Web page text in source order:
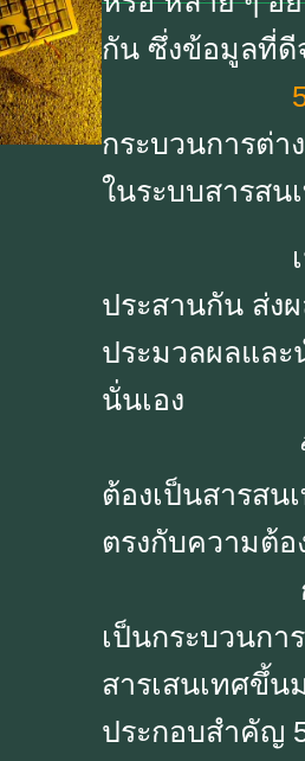
กัน ซึ่งข้อมูลที่ดี
กระบวนการต่า
ในระบบสารสน
เมื่อทั้่ง 5
ประสานกัน ส่ง
ประมวลผลแล
นั่นเอง
ซึ่งสารเส
ต้องเป็นสารส
ตรงกับความต้อ
กล่าวโดย
เป็นกระบวนกา
สารเสนเทศขึ้น
ประกอบสำคัญ